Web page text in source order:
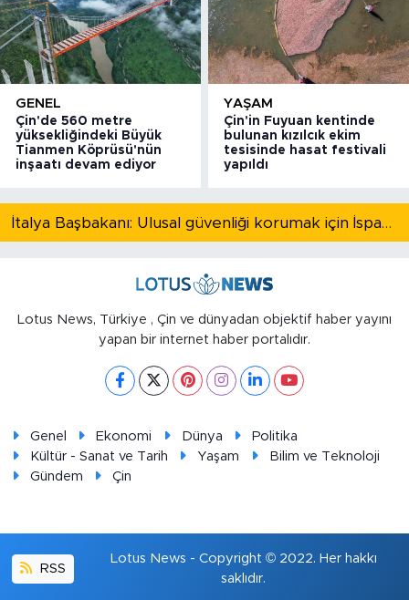
GENEL
Çin'de 560 metre
yüksekliğindeki Büyük
Tianmen Köprüsü'nün
inşaatı devam ediyor
YAŞAM
Çin'in Fuyuan kentinde
bulunan kızılcık ekim
tesisinde hasat festivali
yapıldı
İtalya Başbakanı: Ulusal güvenliği korumak için İspanya ile Schengen kapsamındaki serbest dolaşımı askıya alıyoruz
Lotus News, Türkiye , Çin ve dünyadan objektif haber yayını
yapan bir internet haber portalıdır.
Genel Ekonomi Dünya
Politika
Kültür - Sanat ve Tarih
Yaşam
Bilim ve Teknoloji
Gündem
Çin
RSS
Lotus News - Copyright © 2022. Her hakkı
saklıdır.